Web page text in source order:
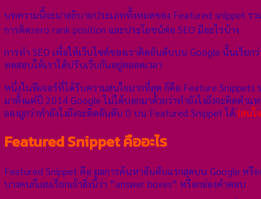
บทความนี้จะมาอธิบายประเภททั้งหมดของ Featured snippet ร
การติดzero rank position และประโยชน์ต่อ SEO มีอะไรบ้าง
การทำ SEO เพื่อให้เว็บไซต์ของเราติดอันดับบน Google นั้นเรีย
ทดสอบให้เราได้ปรับเว็บกันอยู่ตลอดเวลา
หนึ่งในฟีเจอร์ที่ได้รับความสนใจมากที่สุด ก็คือ Feature
มาตั้งแต่ปี 2014 Google ไม่ได้บอกมาด้วยว่าทำยังไงถึงจะติดตำ
ลองถูกว่าทำยังไงถึงจะติดอันดับ 0 บน Featured Snippet ได้ (สนใ
Featured Snippet คืออะไร
Featured Snippet คือ ผลการค้นหาอันดับแรกสุดบน Google หรื
บางคนก็เลยเรียกเจ้าสิ่งนี้ว่า “answer boxes” หรือกล่องคำตอบ